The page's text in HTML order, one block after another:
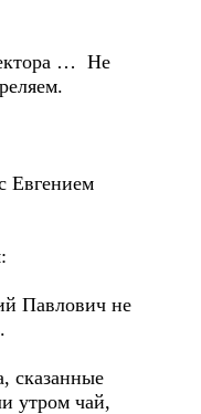
… Не
Евгением
Павлович не
сказанные
утром чай,